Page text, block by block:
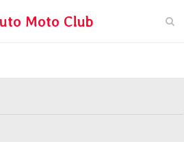
Moto Club